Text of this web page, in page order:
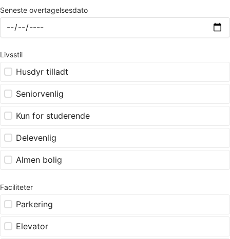
Seneste overtagelsesdato
Livsstil
Husdyr tilladt
Seniorvenlig
Kun for studerende
Delevenlig
Almen bolig
Faciliteter
Parkering
Elevator